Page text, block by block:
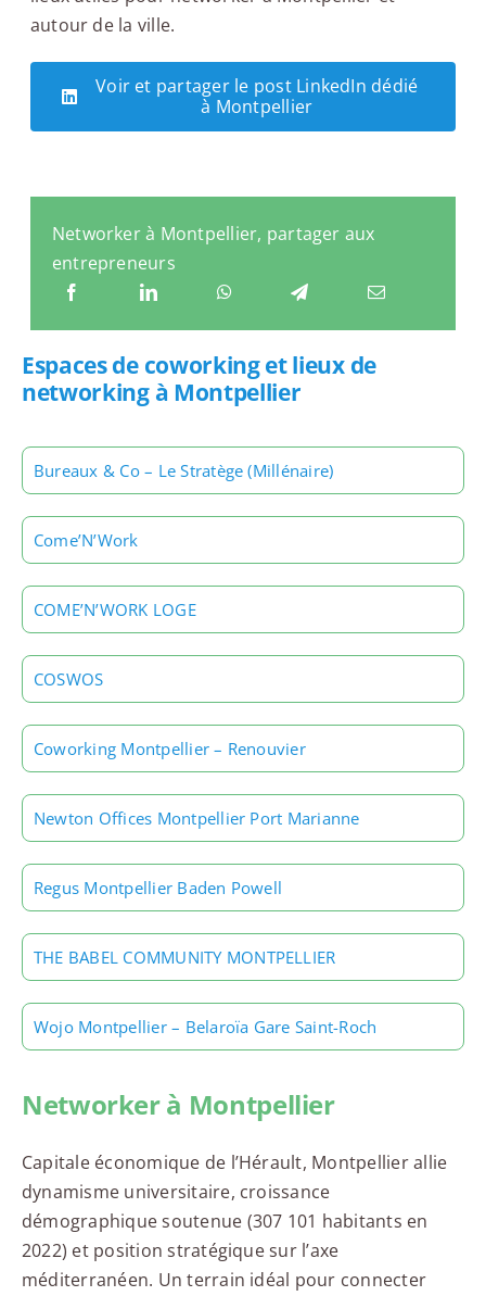
autour de la ville.
Voir et partager le post LinkedIn dédié
à Montpellier
Networker à Montpellier, partager aux
entrepreneurs
Espaces de coworking et lieux de
networking à Montpellier
Bureaux & Co – Le Stratège (Millénaire)
Come’N’Work
COME’N’WORK LOGE
COSWOS
Coworking Montpellier – Renouvier
Newton Offices Montpellier Port Marianne
Regus Montpellier Baden Powell
THE BABEL COMMUNITY MONTPELLIER
Wojo Montpellier – Belaroïa Gare Saint-Roch
Networker à Montpellier
Capitale économique de l’Hérault, Montpellier allie
dynamisme universitaire, croissance
démographique soutenue (307 101 habitants en
2022) et position stratégique sur l’axe
méditerranéen. Un terrain idéal pour connecter